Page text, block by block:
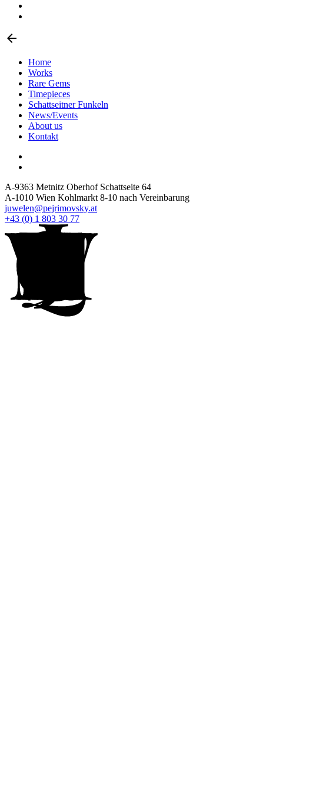
arrow_back
Home
Works
Rare Gems
Timepieces
Schattseitner Funkeln
News/Events
About us
Kontakt
A-9363 Metnitz Oberhof Schattseite 64
A-1010 Wien Kohlmarkt 8-10 nach Vereinbarung
juwelen@pejrimovsky.at
+43 (0) 1 803 30 77